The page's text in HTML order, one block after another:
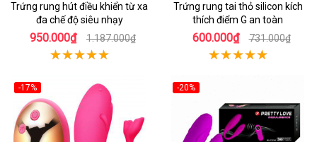
Trứng rung hút điều khiển từ xa
đa chế độ siêu nhạy
950.000₫ 1.187.000₫
Trứng rung tai thỏ silicon kích
thích điểm G an toàn
600.000₫ 731.000₫
-17% -20%